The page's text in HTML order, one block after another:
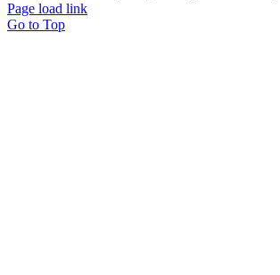
Page load link
Go to Top